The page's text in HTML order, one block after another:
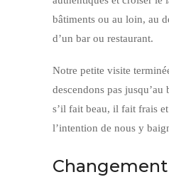
bâtiments ou au loin, au
d’un bar ou restaurant.
Notre petite visite
descendons pas
s’il fait beau, il fait frais
l’intention de nous y